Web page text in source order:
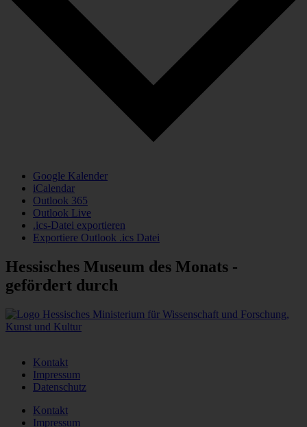
Google Kalender
iCalendar
Outlook 365
Outlook Live
.ics-Datei exportieren
Exportiere Outlook .ics Datei
Hessisches Museum des Monats -
gefördert durch
Kontakt
Impressum
Datenschutz
Kontakt
Impressum